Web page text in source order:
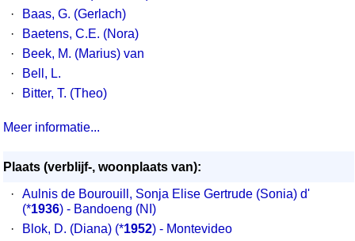
·
Baas, G. (Gerlach)
·
Baetens, C.E. (Nora)
·
Beek, M. (Marius) van
·
Bell, L.
·
Bitter, T. (Theo)
Meer informatie...
Plaats (verblijf-, woonplaats van):
·
Aulnis de Bourouill, Sonja Elise Gertrude (Sonia) d'
(*1936) - Bandoeng (NI)
·
Blok, D. (Diana) (*1952) - Montevideo